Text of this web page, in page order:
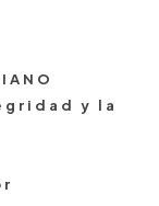
y la